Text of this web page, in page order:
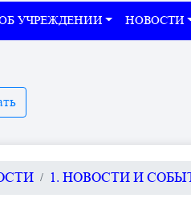
УЧРЕЖДЕНИИ НОВОСТИ
1. НОВОСТИ И